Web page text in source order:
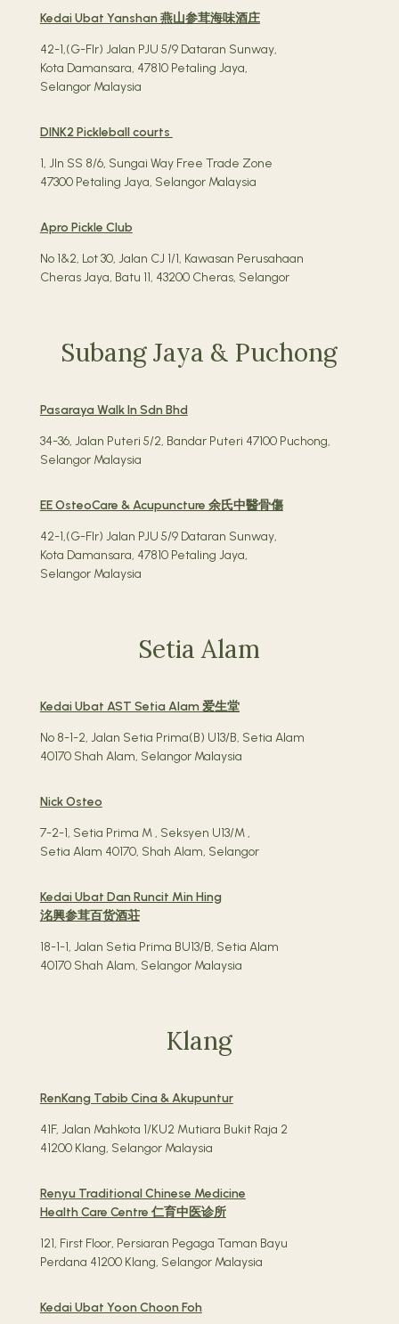
Kedai Ubat Yanshan 燕山参茸海味酒庄
42-1,(G-Flr) Jalan PJU 5/9 Dataran Sunway,
Kota Damansara, 47810 Petaling Jaya,
Selangor Malaysia
DINK2 Pickleball courts
1, Jln SS 8/6, Sungai Way Free Trade Zone
47300 Petaling Jaya, Selangor Malaysia
Apro Pickle Club
No 1&2, Lot 30, Jalan CJ 1/1, Kawasan Perusahaan
Cheras Jaya, Batu 11, 43200 Cheras, Selangor
Subang Jaya & Puchong
Pasaraya Walk In Sdn Bhd
34-36, Jalan Puteri 5/2, Bandar Puteri 47100 Puchong,
Selangor Malaysia
EE OsteoCare & Acupuncture 余氏中醫骨傷
42-1,(G-Flr) Jalan PJU 5/9 Dataran Sunway,
Kota Damansara, 47810 Petaling Jaya,
Selangor Malaysia
Setia Alam
Kedai Ubat AST Setia Alam 爱生堂
No 8-1-2, Jalan Setia Prima(B) U13/B, Setia Alam
40170 Shah Alam, Selangor Malaysia
Nick Osteo
7-2-1, Setia Prima M , Seksyen U13/M ,
Setia Alam 40170, Shah Alam, Selangor
Kedai Ubat Dan Runcit Min Hing
洺興参茸百货酒荘
18-1-1, Jalan Setia Prima BU13/B, Setia Alam
40170 Shah Alam, Selangor Malaysia
Klang
RenKang Tabib Cina & Akupuntur
41F, Jalan Mahkota 1/KU2 Mutiara Bukit Raja 2
41200 Klang, Selangor Malaysia
Renyu Traditional Chinese Medicine
Health Care Centre 仁育中医诊所
121, First Floor, Persiaran Pegaga Taman Bayu
Perdana 41200 Klang, Selangor Malaysia
Kedai Ubat Yoon Choon Foh